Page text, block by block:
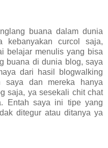
buana dalam dunia
kebanyakan curcol saja,
belajar menulis yang bisa
buana di dunia blog, saya
dari hasil blogwalking
saya dan mereka hanya
saja, ya sesekali chit chat
Entah saya ini tipe yang
ditegur atau ditanya ya